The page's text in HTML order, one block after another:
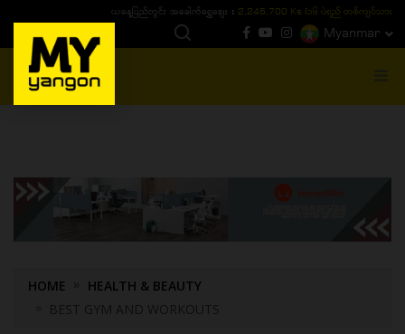
ယနေ့ပြည်တွင်း ၁၅ ပဲရည်ရွှေဈေး :3,770,000 - ပြင်ပပေါက်စျေး (၁၆ ပဲရည် တစ်ကျပ်
Myanmar
MENU
HOME
HEALTH & BEAUTY
BEST GYM AND WORKOUTS